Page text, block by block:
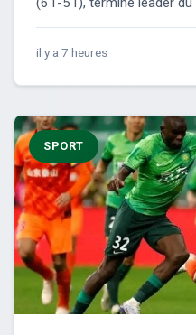
il y a 7 heures
SPORT